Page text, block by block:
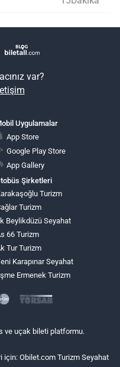
var?
Uygulamalar
App Store
Google Play Store
App Gallery
Şirketleri
Turizm
Turizm
Beylikdüzü Seyahat
66 Turizm
Tur Turizm
Karapınar Seyahat
Ermenek Turizm
ve uçak bileti platformu.
için: Obilet.com Turizm Seyahat